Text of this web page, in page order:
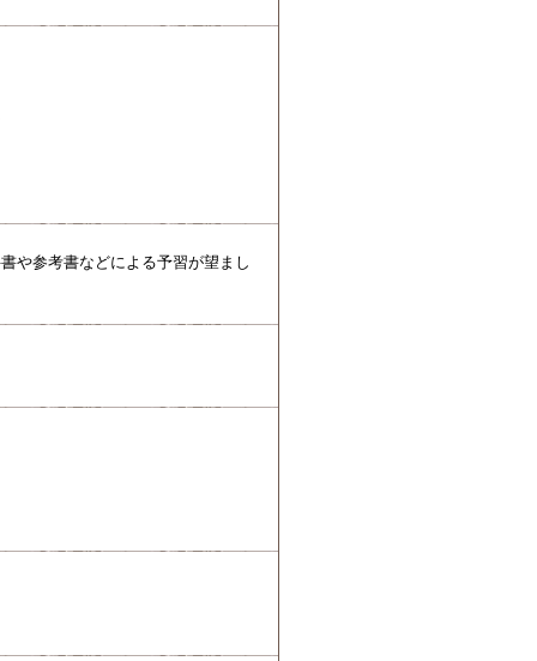
や参考書などによる予習が望まし